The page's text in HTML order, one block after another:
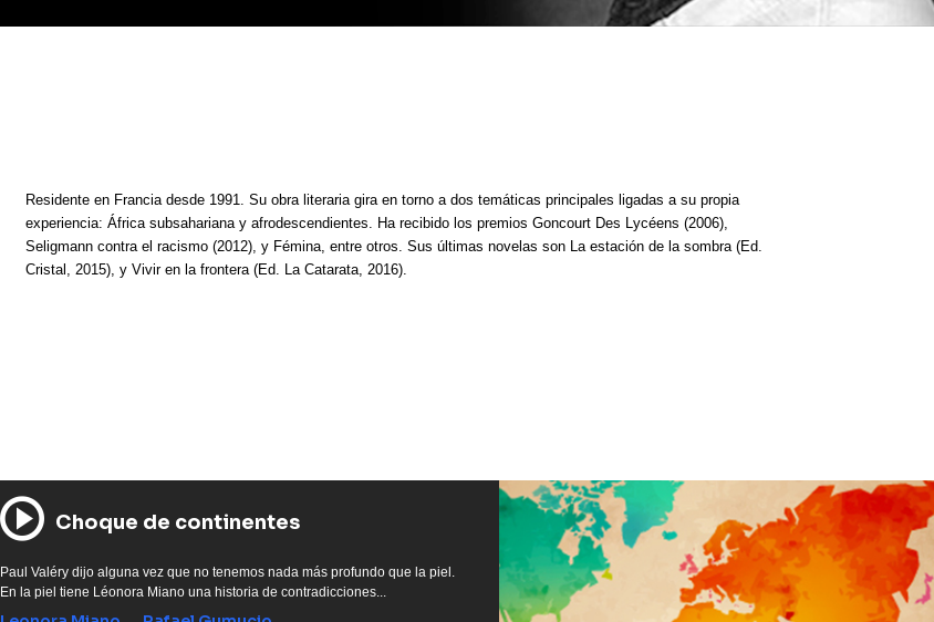
Residente en Francia desde 1991. Su obra literaria gira en torno a dos temáticas principales ligadas a su propia
experiencia: África subsahariana y afrodescendientes. Ha recibido los premios Goncourt Des Lycéens (2006),
Seligmann contra el racismo (2012), y Fémina, entre otros. Sus últimas novelas son La estación de la sombra (Ed.
Cristal, 2015), y Vivir en la frontera (Ed. La Catarata, 2016).
Choque de continentes
Paul Valéry dijo alguna vez que no tenemos nada más profundo que la piel.
En la piel tiene Léonora Miano una historia de contradicciones...